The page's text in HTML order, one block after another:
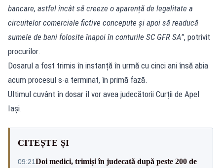
bancare, astfel încât să creeze o aparență de legalitate a
circuitelor comerciale fictive concepute și apoi să readucă
sumele de bani folosite înapoi în conturile SC GFR SA”, potrivit
procurilor.
Dosarul a fost trimis în instanță în urmă cu cinci ani însă abia
acum procesul s-a terminat, în primă fază.
Ultimul cuvânt în dosar îl vor avea judecătorii Curții de Apel
Iași.
CITEȘTE ȘI
09:21Doi medici, trimiși în judecată după peste 200 de